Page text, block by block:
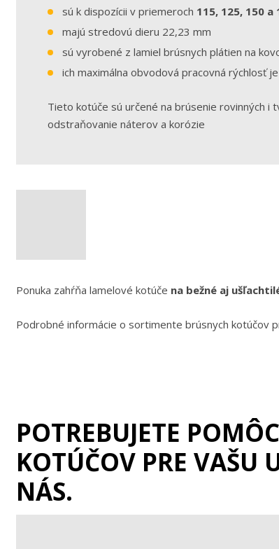
sú k dispozícii v priemeroch 115, 125, 150 a
majú stredovú dieru 22,23 mm
sú vyrobené z lamiel brúsnych plátien na
ich maximálna obvodová pracovná rýchlosť je
Tieto kotúče sú určené na brúsenie rovinných i
odstraňovanie náterov a korózie
Ponuka zahŕňa lamelové kotúče na bežné aj
Podrobné informácie o sortimente brúsnych kotúčov
POTREBUJETE
KOTÚČOV PRE VAŠU
NÁS.